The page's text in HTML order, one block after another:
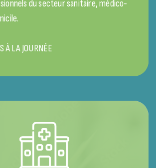
du secteur sanitaire, médico-
À LA JOURNÉE